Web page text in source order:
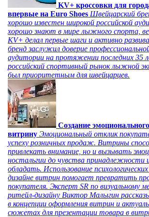
KV+ кроссовки для
впервые на Euro Shoes Швейцарский
хорошо известен широкой российской
хорошо знают в мире лыжного спорта,
KV+ делал первые шаги и активно
бренд заслужил доверие
аудитории на протяжении последних
российский спортивный рынок лыжной
был приоритетным для швейцарцев.
Создание
витрину Эмоциональный отклик
успеху розничных продаж. Витрины
привлекать внимание, но и вызывать
ностальгии до чувства принадлежности
обладать. Использование
дизайне витрин помогает превратить
покупателя. Эксперт SR по визуальному
ритейл-дизайну Виктор Малыгин
в концепции оформления витрин и
сюжетах для презентации товара в